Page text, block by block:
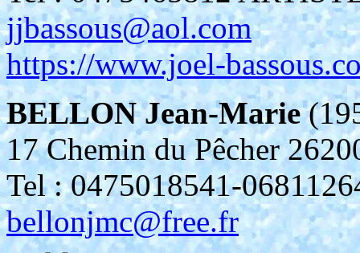
jjbassous@aol.com
https://www.joel-
BELLON Jean-Marie
17 Chemin du Pêcher
Tel : 0475018541-
bellonjmc@free.fr